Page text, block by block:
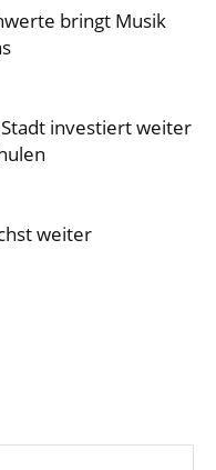
bringt Musik
investiert weiter
weiter